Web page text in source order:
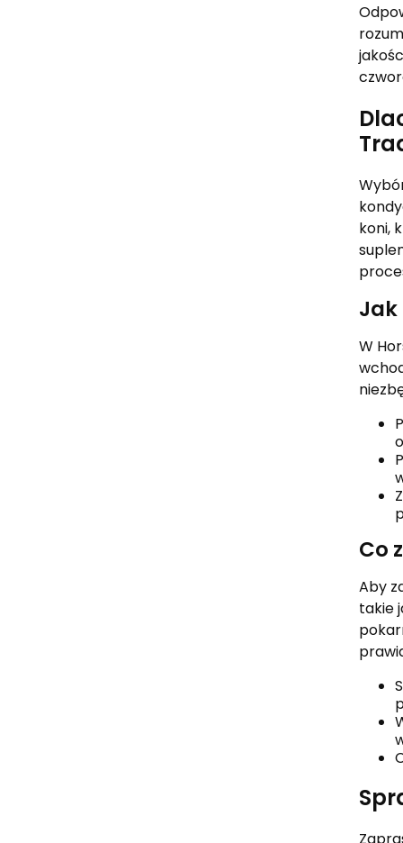
koni,
Jak
W
Co
Aby
takie